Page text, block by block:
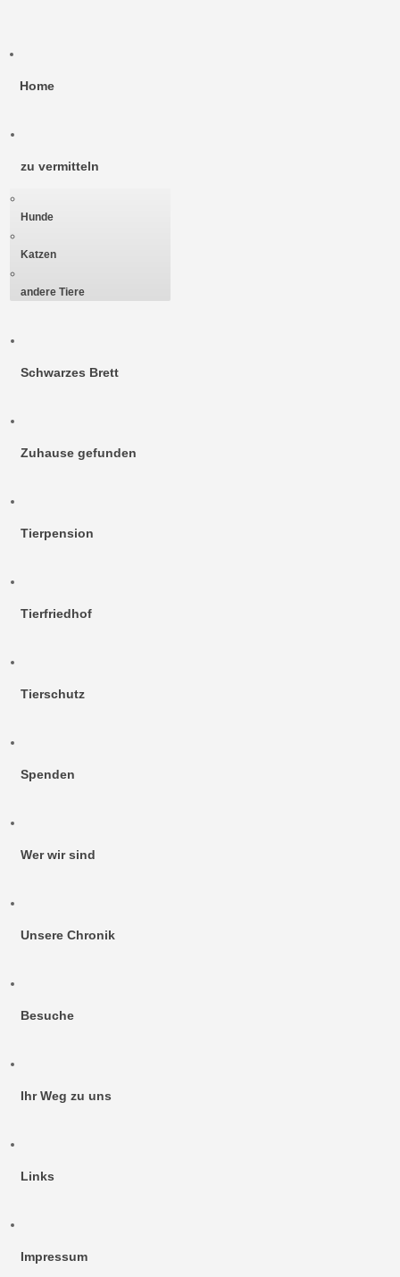
Home
zu vermitteln
Hunde
Katzen
andere Tiere
Schwarzes Brett
Zuhause gefunden
Tierpension
Tierfriedhof
Tierschutz
Spenden
Wer wir sind
Unsere Chronik
Besuche
Ihr Weg zu uns
Links
Impressum